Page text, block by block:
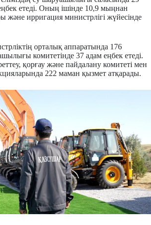
етеді. Оның ішінде 10,9 мыңнан
және ирригация министрлігі жүйесінде
орталық аппаратында 176
комитетінде 37 адам еңбек етеді.
қорғау және пайдалану комитеті мен
222 маман қызмет атқарады.